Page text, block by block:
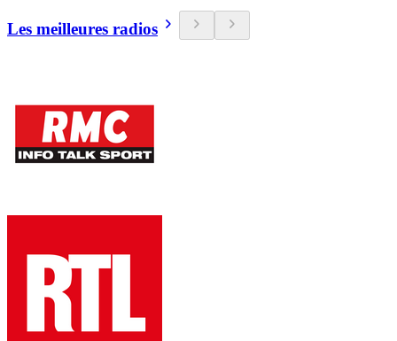
Les meilleures radios